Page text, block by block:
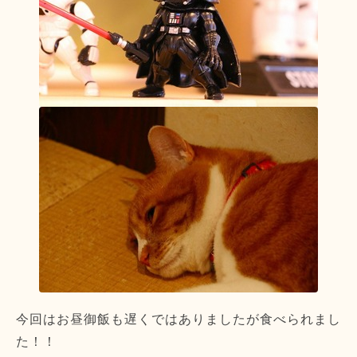
今回はお昼御飯も遅くではありましたが食べられまし
た！！